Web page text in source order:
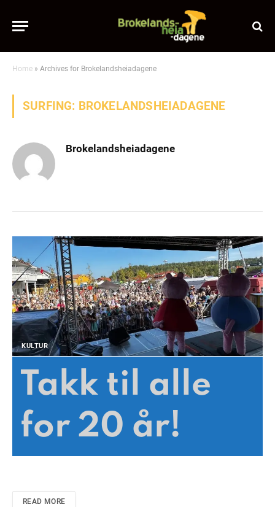
Home » Archives for Brokelandsheiadagene
SURFING: BROKELANDSHEIADAGENE
Brokelandsheiadagene
KULTUR
Takk til alle
for 20 år!
READ MORE